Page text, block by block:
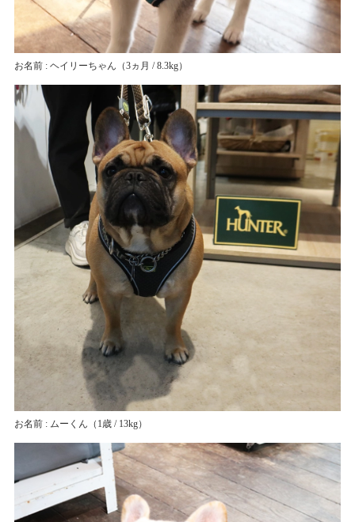
お名前 : ヘイリーちゃん （3ヵ月 / 8.3kg）
お名前 : ムーくん （1歳 / 13kg）